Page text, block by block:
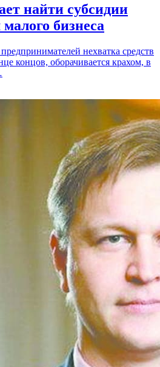
найти субсидии
бизнеса
нехватка средств
концов, оборачивается крахом, в